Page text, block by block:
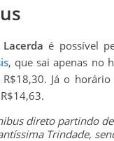
é possível
, que sai apenas no
Já o
direto partindo
Trindade,